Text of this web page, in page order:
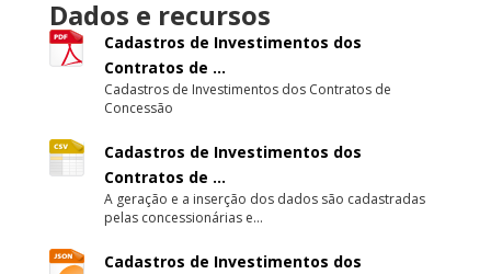
Dados e recursos
Cadastros de Investimentos dos
Contratos de ...
Cadastros de Investimentos dos Contratos de
Concessão
Cadastros de Investimentos dos
Contratos de ...
A geração e a inserção dos dados são cadastradas
pelas concessionárias e...
Cadastros de Investimentos dos